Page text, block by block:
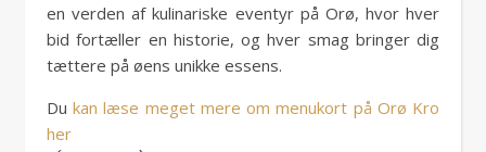
en verden af kulinariske eventyr på Orø, hvor hver
bid fortæller en historie, og hver smag bringer dig
tættere på øens unikke essens.
Dukan læse meget mere om menukort på Orø Kro
her